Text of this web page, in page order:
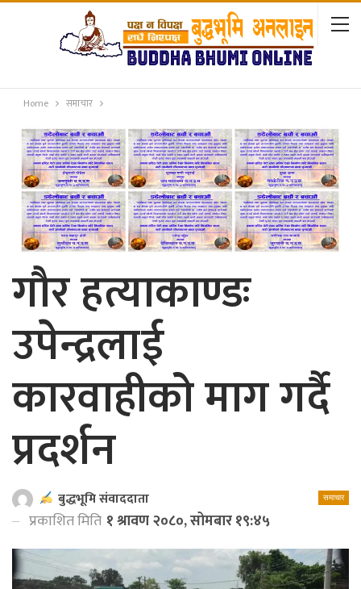
Home समाचार
गौर हत्याकाण्डः
उपेन्द्रलाई
कारवाहीको माग गर्दै
प्रदर्शन
समाचार
बुद्धभूमि संवाददाता
प्रकाशित मिति १ श्रावण २०८०, सोमबार १९:४५